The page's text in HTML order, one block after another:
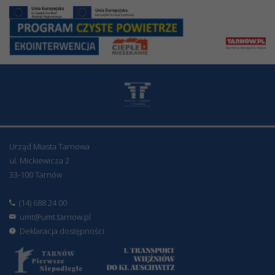
Urząd Miasta Tarnowa
ul. Mickiewicza 2
33-100 Tarnów
(14) 688 24 00
umt@umt.tarnow.pl
Deklaracja dostępności